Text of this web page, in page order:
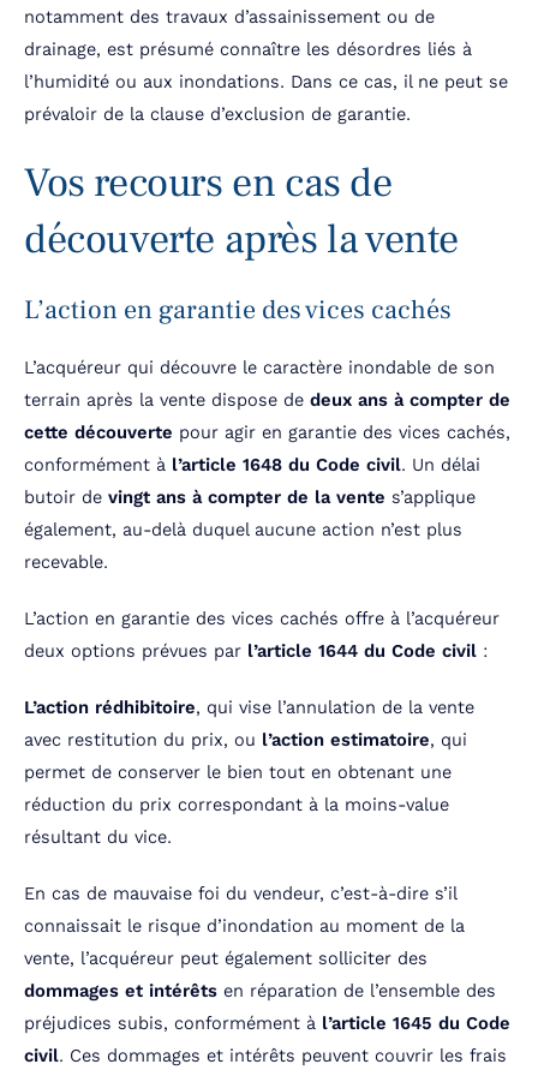
notamment des travaux d’assainissement ou de
drainage, est présumé connaître les désordres liés à
l’humidité ou aux inondations. Dans ce cas, il ne peut se
prévaloir de la clause d’exclusion de garantie.
Vos recours en cas de
découverte après la vente
L’action en garantie des vices cachés
L’acquéreur qui découvre le caractère inondable de son
terrain après la vente dispose de deux ans à compter de
cette découverte pour agir en garantie des vices cachés,
conformément à l’article 1648 du Code civil. Un délai
butoir de vingt ans à compter de la vente s’applique
également, au-delà duquel aucune action n’est plus
recevable.
L’action en garantie des vices cachés offre à l’acquéreur
deux options prévues par l’article 1644 du Code civil :
L’action rédhibitoire, qui vise l’annulation de la vente
avec restitution du prix, ou l’action estimatoire, qui
permet de conserver le bien tout en obtenant une
réduction du prix correspondant à la moins-value
résultant du vice.
En cas de mauvaise foi du vendeur, c’est-à-dire s’il
connaissait le risque d’inondation au moment de la
vente, l’acquéreur peut également solliciter des
dommages et intérêts en réparation de l’ensemble des
préjudices subis, conformément à l’article 1645 du Code
civil. Ces dommages et intérêts peuvent couvrir les frais